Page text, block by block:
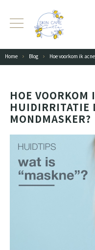
Home Blog Hoe voorkom ik
HOE VOORKOM
HUIDIRRITATIE
MONDMASKER?